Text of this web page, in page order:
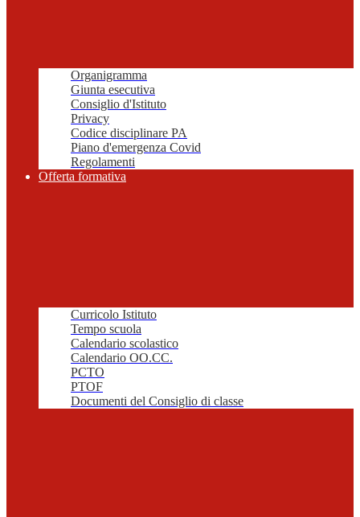
Organigramma
Giunta esecutiva
Consiglio d'Istituto
Privacy
Codice disciplinare PA
Piano d'emergenza Covid
Regolamenti
Offerta formativa
Curricolo Istituto
Tempo scuola
Calendario scolastico
Calendario OO.CC.
PCTO
PTOF
Documenti del Consiglio di classe